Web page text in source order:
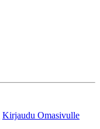
Kirjaudu Omasivulle